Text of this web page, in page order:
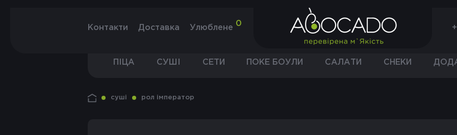
Контакти Доставка Улюблене
0
ПІЦА СУШІ СЕТИ ПОКЕ БОУЛИ САЛАТИ СНЕКИ
суші рол імператор